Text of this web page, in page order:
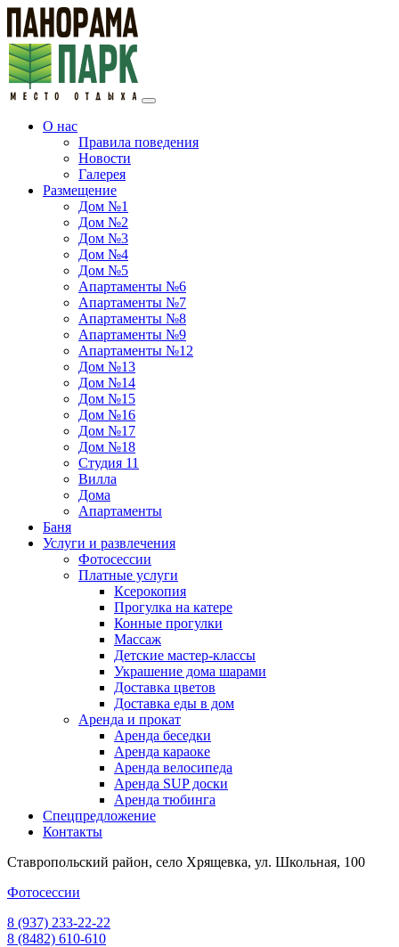
О нас
Правила поведения
Новости
Галерея
Размещение
Дом №1
Дом №2
Дом №3
Дом №4
Дом №5
Апартаменты №6
Апартаменты №7
Апартаменты №8
Апартаменты №9
Апартаменты №12
Дом №13
Дом №14
Дом №15
Дом №16
Дом №17
Дом №18
Студия 11
Вилла
Дома
Апартаменты
Баня
Услуги и развлечения
Фотосессии
Платные услуги
Ксерокопия
Прогулка на катере
Конные прогулки
Массаж
Детские мастер-классы
Украшение дома шарами
Доставка цветов
Доставка еды в дом
Аренда и прокат
Аренда беседки
Аренда караоке
Аренда велосипеда
Аренда SUP доски
Аренда тюбинга
Спецпредложение
Контакты
Ставропольский район, село Хрящевка, ул. Школьная, 100
Фотосессии
8 (937) 233-22-22
8 (8482) 610-610